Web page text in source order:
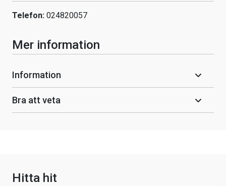
Telefon: 024820057
Mer information
Information
Bra att veta
Hitta hit